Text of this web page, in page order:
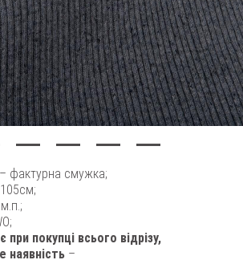
– фактурна смужка;
при покупці всього відрізу,
наявність –